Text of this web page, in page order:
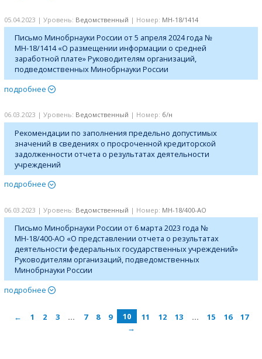
05.04.2023 | Уровень: Ведомственный | Номер: МН-18/1414
Письмо Минобрнауки России от 5 апреля 2024 года №
МН-18/1414 «О размещении информации о средней
заработной плате» Руководителям организаций,
подведомственных Минобрнауки России
подробнее
06.03.2023 | Уровень: Ведомственный | Номер: б/н
Рекомендации по заполнения предельно допустимых
значений в сведениях о просроченной кредиторской
задолженности отчета о результатах деятельности
учреждений
подробнее
06.03.2023 | Уровень: Ведомственный | Номер: МН-18/400-АО
Письмо Минобрнауки России от 6 марта 2023 года №
МН-18/400-АО «О представлении отчета о результатах
деятельности федеральных государственных учреждений»
Руководителям организаций, подведомственных
Минобрнауки России
подробнее
← 1 2 3 … 7 8 9 10 11 12 13 … 15 16
17
→